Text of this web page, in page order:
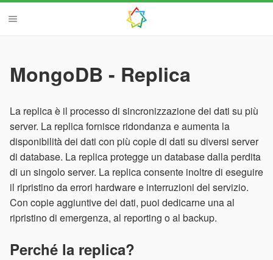
MongoDB - Replica
La replica è il processo di sincronizzazione dei dati su più
server. La replica fornisce ridondanza e aumenta la
disponibilità dei dati con più copie di dati su diversi server
di database. La replica protegge un database dalla perdita
di un singolo server. La replica consente inoltre di eseguire
il ripristino da errori hardware e interruzioni del servizio.
Con copie aggiuntive dei dati, puoi dedicarne una al
ripristino di emergenza, al reporting o al backup.
Perché la replica?